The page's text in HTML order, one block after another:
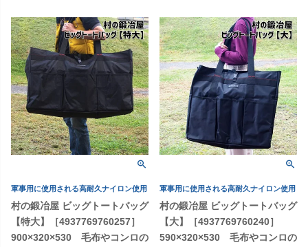
軍事用に使用される高耐久ナイロン使用
村の鍛冶屋 ビッグトートバッグ
【特大】［4937769760257］
900×320×530 毛布やコンロの
軍事用に使用される高耐久ナイロン使用
村の鍛冶屋 ビッグトートバッグ
【大】［4937769760240］
590×320×530 毛布やコンロの